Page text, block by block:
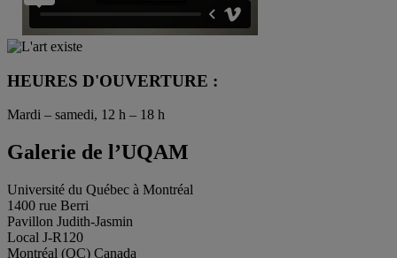
HEURES D'OUVERTURE :
Mardi – samedi, 12 h – 18 h
Galerie de l’UQAM
Université du Québec à Montréal
1400 rue Berri
Pavillon Judith-Jasmin
Local J-R120
Montréal (QC) Canada